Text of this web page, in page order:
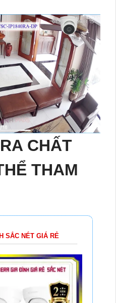
CHẤT
THAM
SẮC NÉT GIÁ RẺ